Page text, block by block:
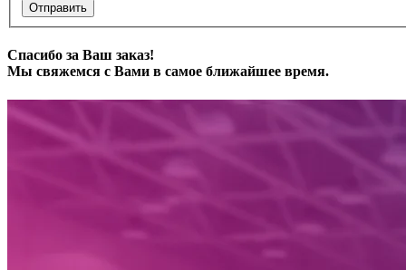
Отправить
Спасибо за Ваш заказ!
Мы свяжемся с Вами в самое ближайшее время.